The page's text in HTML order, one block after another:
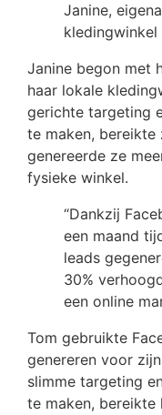
Janine,
kledingwinkel
Janine begon met
haar lokale
gerichte targeting
te maken, bereikte
genereerde ze
fysieke winkel.
“Dankzij
een maand
leads
30%
een online
Tom gebruikte
genereren voor
slimme targeting
te maken,